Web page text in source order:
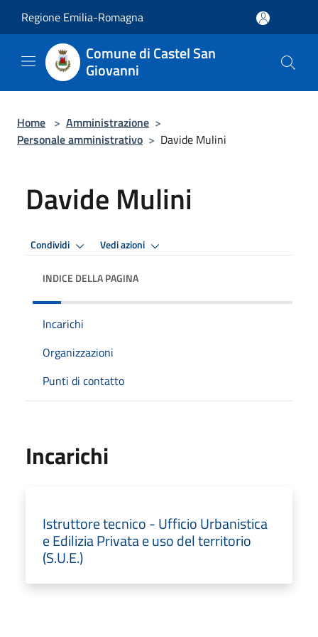
Regione Emilia-Romagna
Comune di Castel San
Giovanni
Home > Amministrazione >
Personale amministrativo > Davide Mulini
Davide Mulini
Condividi Vedi azioni
INDICE DELLA PAGINA
Incarichi
Organizzazioni
Punti di contatto
Incarichi
Istruttore tecnico - Ufficio Urbanistica
e Edilizia Privata e uso del territorio
(S.U.E.)